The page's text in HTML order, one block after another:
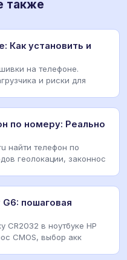
также
Как установить и
на телефоне.
и риски для
по номеру: Реально
найти телефон по
геолокации, законнос
G6: пошаговая
CR2032 в ноутбуке HP
CMOS, выбор акк